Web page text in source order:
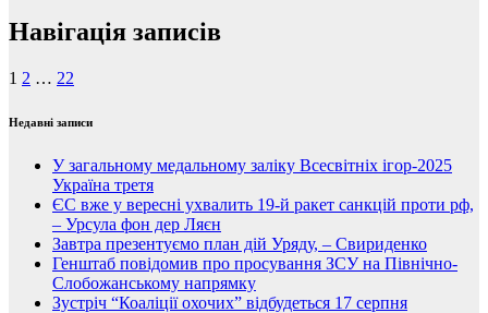
Навігація записів
1 2 … 22
Недавні записи
У загальному медальному заліку Всесвітніх ігор-2025
Україна третя
ЄС вже у вересні ухвалить 19-й ракет санкцій проти рф,
– Урсула фон дер Ляєн
Завтра презентуємо план дій Уряду, – Свириденко
Генштаб повідомив про просування ЗСУ на Північно-
Слобожанському напрямку
Зустріч “Коаліції охочих” відбудеться 17 серпня